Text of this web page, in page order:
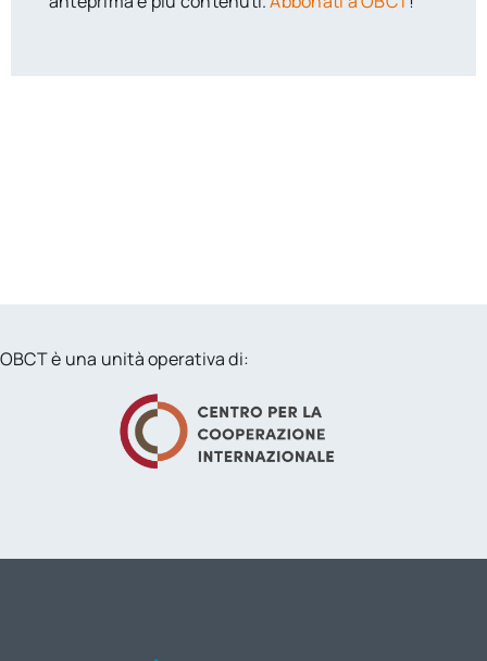
OBCT è una unità operativa di: